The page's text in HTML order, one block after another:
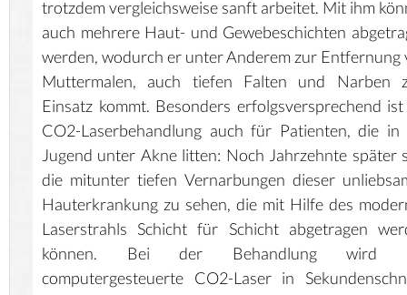
trotzdem vergleichsweise sanft arbeitet. Mit ihm
auch mehrere Haut- und Gewebeschichten
werden, wodurch er unter Anderem zur Entfernung
Muttermalen, auch tiefen Falten und Narben
Einsatz kommt. Besonders erfolgsversprechend
CO2-Laserbehandlung auch für Patienten, die in
Jugend unter Akne litten: Noch Jahrzehnte später
die mitunter tiefen Vernarbungen dieser
Hauterkrankung zu sehen, die mit Hilfe des
Laserstrahls Schicht für Schicht abgetragen
können. Bei der Behandlung wird
computergesteuerte CO2-Laser in